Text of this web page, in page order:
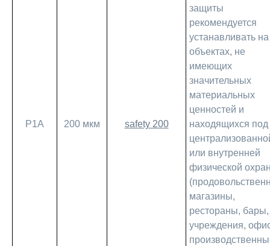
Р1А 200 мкм safety 200
защиты
рекомендуется
устанавливать на
объектах, не
имеющих
значительных
материальных
ценностей и
находящихся под
или внутренней
физической
магазины,
рестораны, бары,
учреждения,